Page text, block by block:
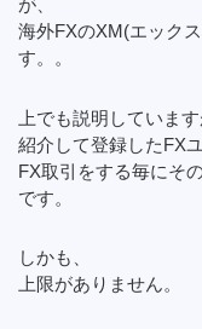
が、
海外FXのXM(エック
す。。
上でも説明しています
紹介して登録したFX
FX取引をする毎にそ
です。
しかも、
上限がありません。